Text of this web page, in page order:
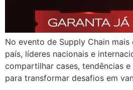
No evento de Supply Chain
país, líderes nacionais e
compartilhar cases, tendências
para transformar desafios em